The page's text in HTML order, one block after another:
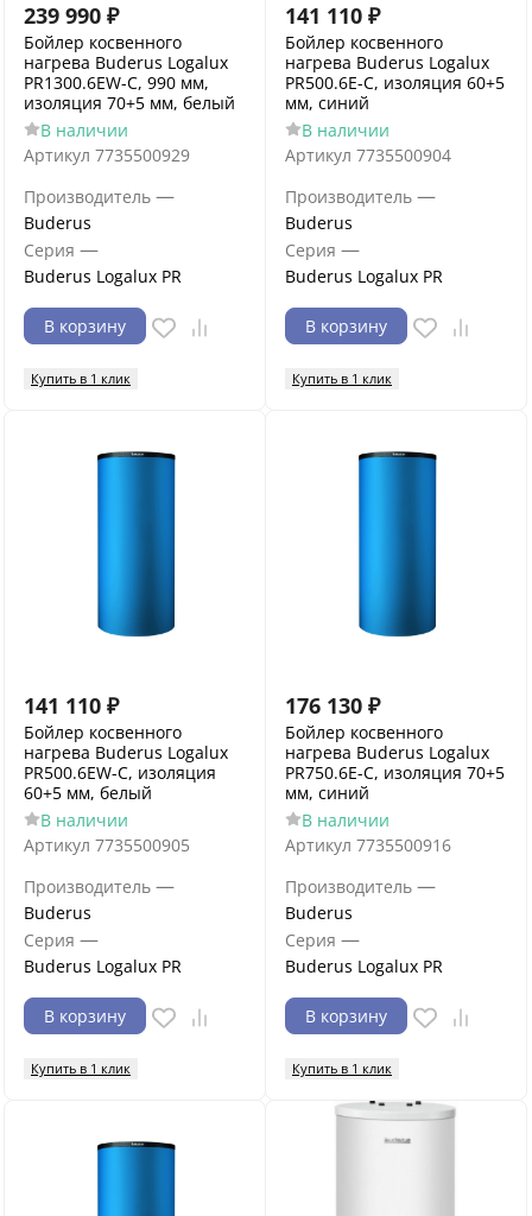
239 990 ₽
Бойлер косвенного
нагрева Buderus Logalux
PR1300.6EW-C, 990 мм,
изоляция 70+5 мм, белый
В наличии
Артикул 7735500929
Производитель —
Buderus
Серия —
Buderus Logalux PR
В корзину
Купить в 1 клик
141 110 ₽
Бойлер косвенного
нагрева Buderus Logalux
PR500.6E-C, изоляция 60+5
мм, синий
В наличии
Артикул 7735500904
Производитель —
Buderus
Серия —
Buderus Logalux PR
В корзину
Купить в 1 клик
141 110 ₽
Бойлер косвенного
нагрева Buderus Logalux
PR500.6EW-C, изоляция
60+5 мм, белый
В наличии
Артикул 7735500905
Производитель —
Buderus
Серия —
Buderus Logalux PR
В корзину
Купить в 1 клик
176 130 ₽
Бойлер косвенного
нагрева Buderus Logalux
PR750.6E-C, изоляция 70+5
мм, синий
В наличии
Артикул 7735500916
Производитель —
Buderus
Серия —
Buderus Logalux PR
В корзину
Купить в 1 клик